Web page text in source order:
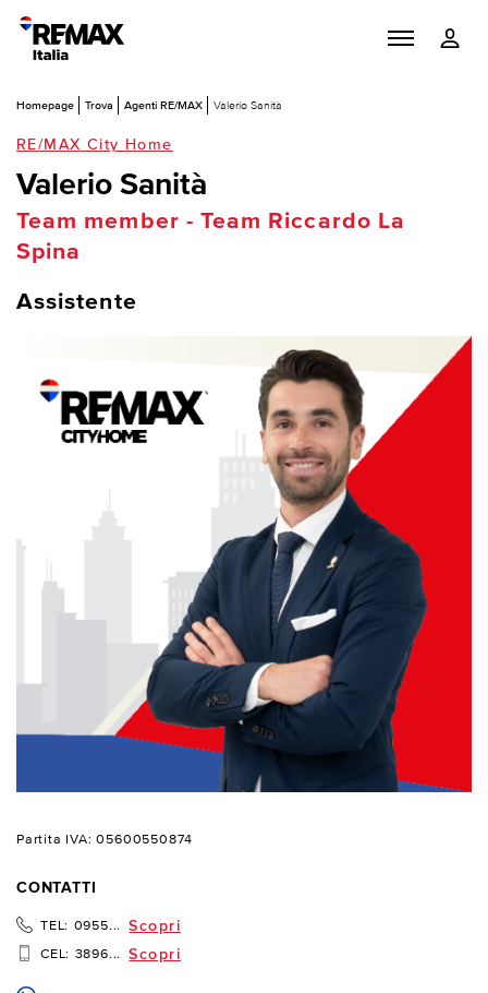
Homepage Trova Agenti RE/MAX Valerio Sanità
RE/MAX City Home
Valerio Sanità
Team member - Team Riccardo La
Spina
Assistente
Partita IVA: 05600550874
CONTATTI
TEL: 0955... Scopri
CEL: 3896... Scopri